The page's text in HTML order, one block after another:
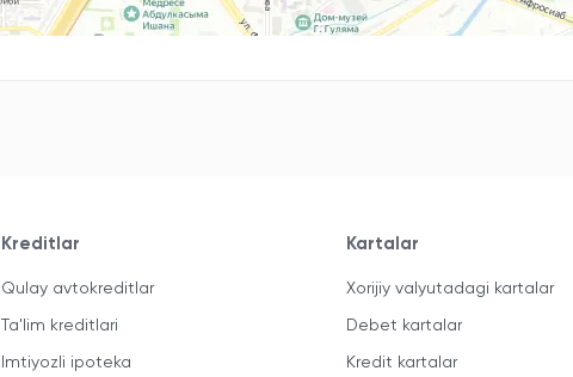
Kreditlar
Qulay avtokreditlar
Ta'lim kreditlari
Imtiyozli ipoteka
Kartalar
Xorijiy valyutadagi kartalar
Debet kartalar
Kredit kartalar